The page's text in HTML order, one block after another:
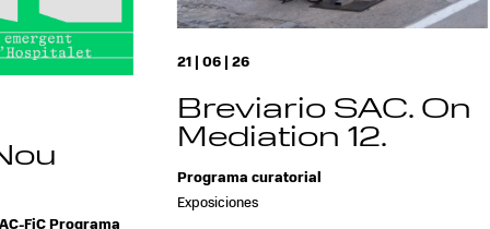
FiC Programa
21 | 06 | 26
Breviario SAC. On
Mediation 12.
Programa curatorial
Exposiciones